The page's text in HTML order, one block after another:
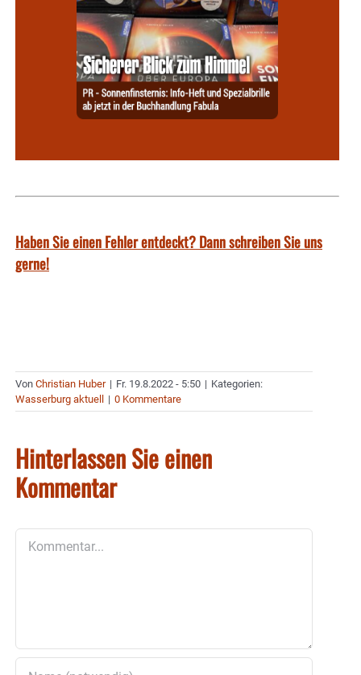
Haben Sie einen Fehler entdeckt? Dann schreiben Sie uns
gerne!
Von Christian Huber | Fr. 19.8.2022 - 5:50 | Kategorien:
Wasserburg aktuell
| 0 Kommentare
Hinterlassen Sie einen
Kommentar